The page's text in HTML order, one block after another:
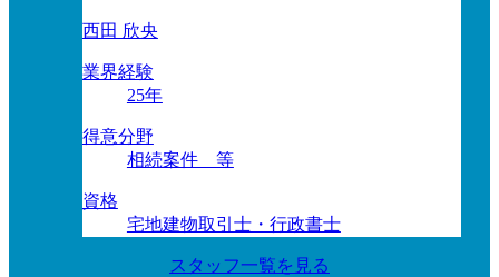
西田 欣央
業界経験
25年
得意分野
相続案件 等
資格
宅地建物取引士・行政書士
スタッフ一覧を見る